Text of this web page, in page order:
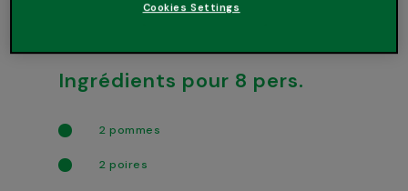
Jus de Pommes 1L
Ingrédients pour 8 pers.
2 pommes
2 poires
Cookies Settings